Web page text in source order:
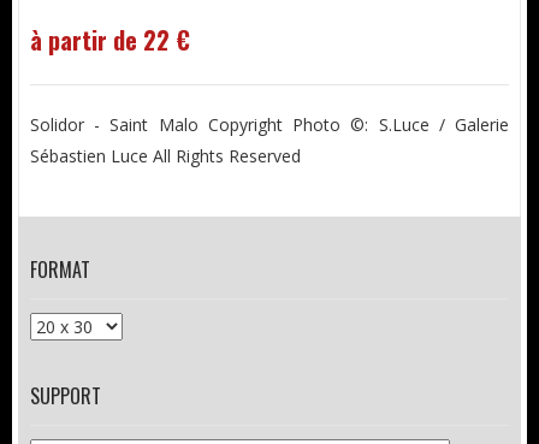
à partir de 22 €
Solidor - Saint Malo Copyright Photo ©: S.Luce / Galerie
Sébastien Luce All Rights Reserved
FORMAT
SUPPORT